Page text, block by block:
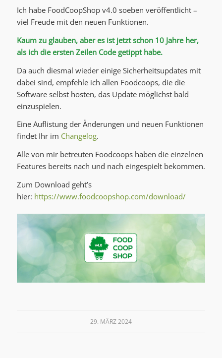
Ich habe FoodCoopShop v4.0 soeben veröffentlicht –
viel Freude mit den neuen Funktionen.
Kaum zu glauben, aber es ist jetzt schon 10 Jahre her,
als ich die ersten Zeilen Code getippt habe.
Da auch diesmal wieder einige Sicherheitsupdates mit
dabei sind, empfehle ich allen Foodcoops, die die
Software selbst hosten, das Update möglichst bald
einzuspielen.
Eine Auflistung der Änderungen und neuen Funktionen
findet Ihr im Changelog.
Alle von mir betreuten Foodcoops haben die einzelnen
Features bereits nach und nach eingespielt bekommen.
Zum Download geht’s
hier: https://www.foodcoopshop.com/download/
29. MÄRZ 2024